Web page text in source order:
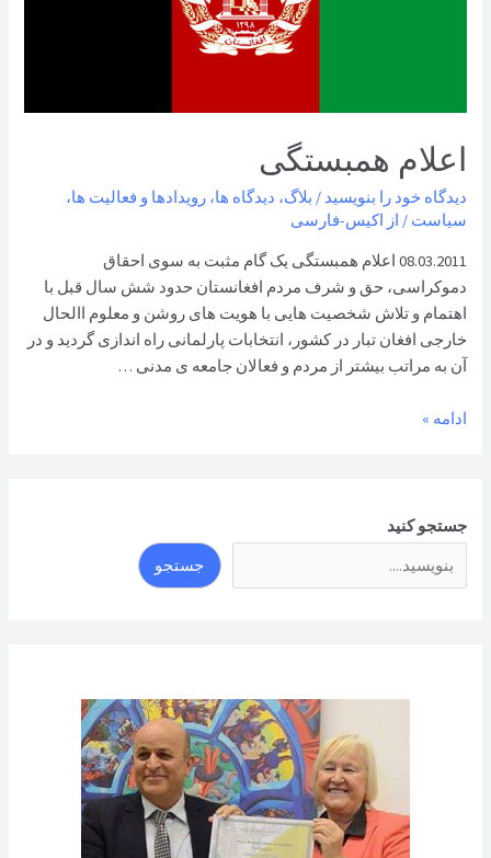
اعلام همبستگی
دیدگاه‌ خود را بنویسید / بلاگ، دیدگاه ها،رویدادها و فعالیت ها،
سیاست / از اکیس-فارسی
08.03.2011 اعلام همبستگی یک گام مثبت به سوی احقاق
دموکراسی، حق و شرف مردم افغانستان حدود شش سال قبل با
اهتمام و تلاش شخصیت هایی با هویت های روشن و معلوم االحال
خارجی افغان تبار در کشور، انتخابات پارلمانی راه اندازی گردید و در
آن به مراتب بیشتر از مردم و فعالان جامعه ی مدنی …
اعلام
ادامه »
جستجو کنید
جستجو